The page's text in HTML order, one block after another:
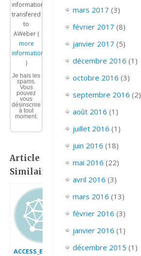
information
transfered
to
AWeber (
more
information
)
Je hais les
spams.
Vous
pouvez
vous
désinscrire
à tout
moment.
Article
Similaire:
ACCESS_EFFECTUER_DES_CALCULS
mars 2017 (3)
février 2017 (8)
janvier 2017 (5)
décembre 2016 (1)
octobre 2016 (3)
septembre 2016 (2)
août 2016 (1)
juillet 2016 (1)
juin 2016 (18)
mai 2016 (22)
avril 2016 (3)
mars 2016 (13)
février 2016 (3)
janvier 2016 (1)
décembre 2015 (1)